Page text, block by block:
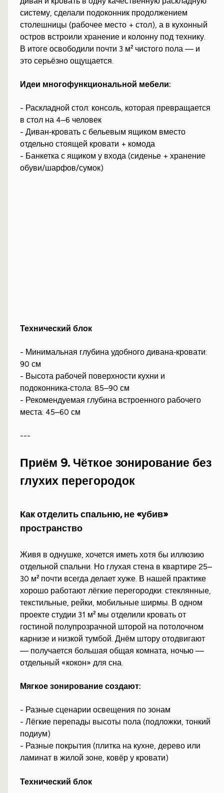
систему, сделали подоконник продолжением
столешницы (рабочее место + стол), а в кухонный
остров встроили хранение и колонну под технику.
В итоге освободили почти 3 м² чистого пола — и
это серьёзно ощущается.
Идеи многофункциональной мебели:
- Раскладной стол: консоль, которая превращается
в стол на 4–6 человек
- Диван‑кровать с бельевым ящиком вместо
отдельно стоящей кровати + комода
- Банкетка с ящиком у входа (сиденье + хранение
обуви/шарфов/сумок)
Технический блок
- Минимальная глубина удобного дивана‑кровати:
90 см
- Высота рабочей поверхности кухни и
подоконника‑стола: 85–90 см
- Рекомендуемая глубина встроенного рабочего
места: 45–60 см
---
Приём 9. Чёткое зонирование без
глухих перегородок
Как отделить спальню, не «убив»
пространство
Живя в однушке, хочется иметь хотя бы иллюзию
отдельной спальни. Но глухая стена в квартире 25–
30 м² почти всегда делает хуже. В нашей практике
хорошо работают лёгкие перегородки: стеклянные,
текстильные, рейки, мобильные ширмы. В одном
проекте студии 31 м² мы отделили кровать от
гостиной полупрозрачной шторой на потолочном
карнизе и низкой тумбой. Днём штору отодвигают
— получается большая общая комната, ночью —
отдельный «кокон» для сна.
Мягкое зонирование создают:
- Разные сценарии освещения по зонам
- Лёгкие перепады высоты пола (подложки, тонкий
подиум)
- Разные покрытия (плитка на кухне, дерево или
ламинат в жилой зоне, ковёр у кровати)
Технический блок